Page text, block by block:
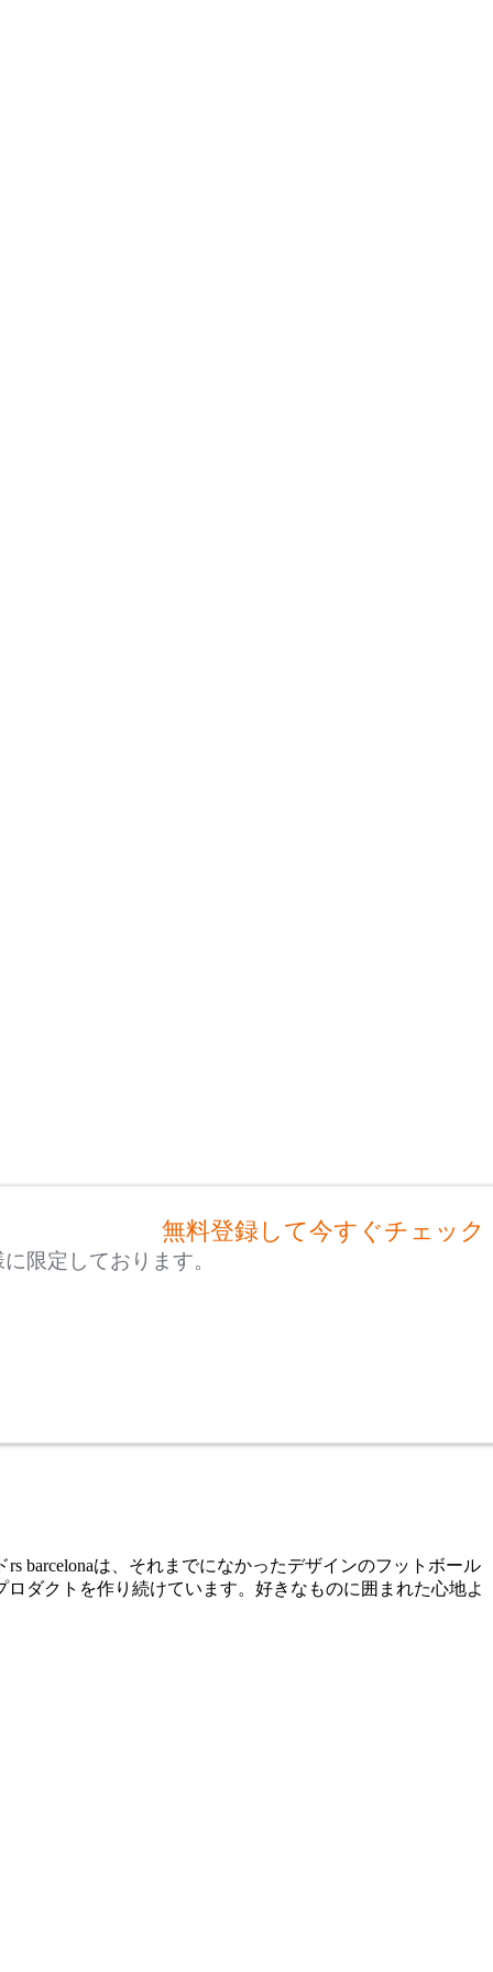
無料登録して今すぐチェック
限定しております。
barcelonaは、それまでになかったデザインのフットボール
ダクトを作り続けています。好きなものに囲まれた心地よ